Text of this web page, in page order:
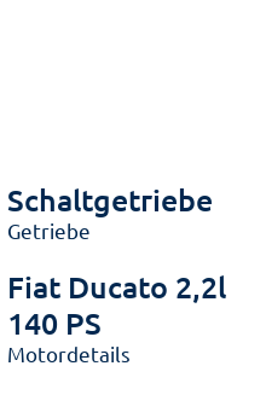
Schaltgetriebe
Getriebe
Fiat Ducato 2,2l
140 PS
Motordetails